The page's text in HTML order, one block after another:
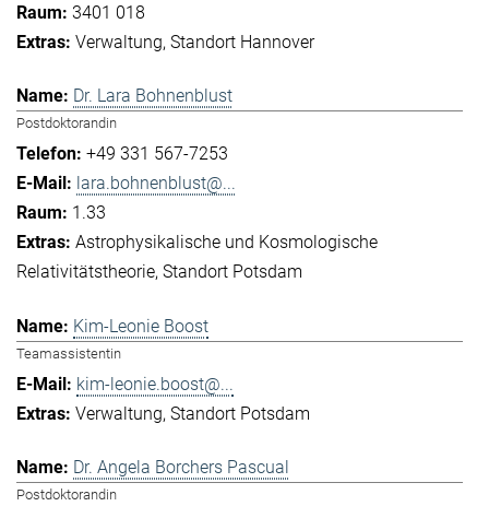
3401 018
Verwaltung Standort Hannover
Dr. Lara Bohnenblust
Postdoktorandin
+49 331 567-7253
lara.bohnenblust@...
1.33
Astrophysikalische und Kosmologische
Relativitätstheorie Standort Potsdam
Kim-Leonie Boost
Teamassistentin
kim-leonie.boost@...
Verwaltung Standort Potsdam
Dr. Angela Borchers Pascual
Postdoktorandin